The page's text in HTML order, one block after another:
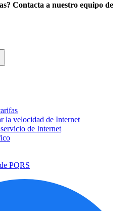
Contacta a nuestro equipo de
la velocidad de Internet
de Internet
PQRS